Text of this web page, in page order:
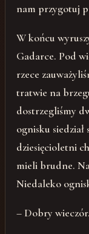
nam przygotuj
W końcu
Gadarce. Pod
rzece
tratwie na
dostrzegliśmy
ognisku siedział
dziesięcioletni
mieli brudne.
Niedaleko
– Dobry wieczór.